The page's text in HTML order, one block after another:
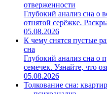
отверженности
Глубокий анализ сна о
отнятой серёжке.
05.08.2026
К чему снятся пустые
сна
Глубокий анализ сна о
семечек. Узнайте, что
05.08.2026
Толкование сна: